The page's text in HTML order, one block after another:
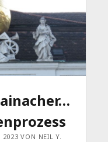
VON NEIL Y.